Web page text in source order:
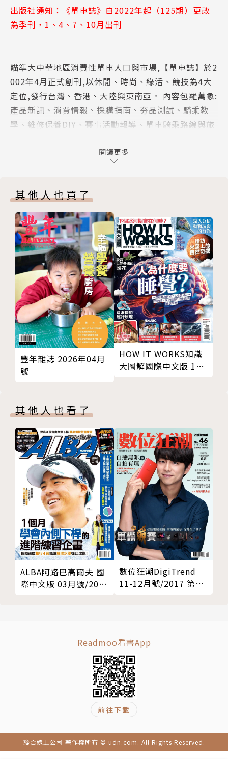
在全球自行車產業蓬勃發展的浪潮中，台灣扮演生產與
創新的核心基地，更是全球騎行文化的重要推手。單車
盡一份心力。今年3月26-29日的台北國際自行車展，
邀請大家一起來探索台灣在智慧騎行、尖端科技、環保
材料、自行車回收再利用技術，以及低碳製造的傲人成
果。在業者的爭取與努力之下，相信未來騎自行車不僅
能減碳，還能擁有個人碳權，一定能鼓勵更多人加入騎
2025市售新車特搜
GIANT TRINITY全新進化登場
DARE 2025精緻組裝成車超值上市
TRP EVO PRO與EVO X
PRO全新SIRIN女性座墊
KHS全新電輔折疊車ePony
2025 KMC超優質產品推薦
台灣騎透透
連接桃、竹的雙新自行車道
捷安特花蓮電輔車＋SUP三日遊
單車人語
張博清為已故麻吉圓武嶺夢
曾可妡4個月減20公斤
遠嫁南非、組女子車隊 Jennifer騎出第二人生
逆境重生的單車甜心Eva
維修保養DIY
捷安特光鉑車架鍍膜
活動視窗
蔡雅羽和蘇但丁 稱霸彰化礫石車賽
LAVA環花東 350挑戰賽
出版社通知：《單車誌》自2022年起（125期）更改
為季刊，1、4、7、10月出刊
瞄準大中華地區消費性單車人口與市場,【單車誌】於2
002年4月正式創刊,以休閒、時尚、綠活、競技為4大
定位,發行台灣、香港、大陸與東南亞。 內容包羅萬象:
產品新訊、消費情報、採購指南、夯品測試、騎乘教
學、維修保養DIY、賽事活動報導、單車騎乘路線與旅
多年來已在讀者心中建立自行車雜誌第一品牌的形象,
也是大中華區發行量與閱讀率NO.1的單車雜誌。
閱讀更多
其他人也買了
豐年雜誌 2026年04月
號
HOW IT WORKS知識
大圖解國際中文版 11
其他人也看了
ALBA阿路巴高爾夫 國
際中文版 03月號/2020
數位狂潮DigiTrend
11-12月號/2017 第46
Readmoo看書App
前往下載
聯合線上公司 著作權所有 © udn.com. All Rights Reserved.